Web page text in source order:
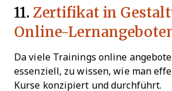
11. Zertifikat in
Online-
Da viele Trainings online
essenziell, zu wissen, wie man
Kurse konzipiert und durchführt.